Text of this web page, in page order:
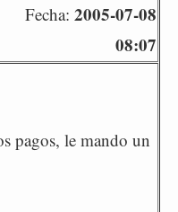
Fecha: 2005-07-08
08:07
pagos, le mando un